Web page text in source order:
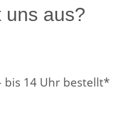
uns aus?
bis 14 Uhr bestellt*